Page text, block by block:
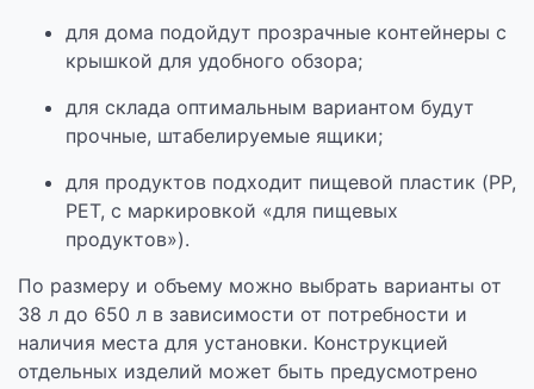
для дома подойдут прозрачные контейнеры с
крышкой для удобного обзора;
для склада оптимальным вариантом будут
прочные, штабелируемые ящики;
для продуктов подходит пищевой пластик (PP,
PET, с маркировкой «для пищевых
продуктов»).
По размеру и объему можно выбрать варианты от
38 л до 650 л в зависимости от потребности и
наличия места для установки. Конструкцией
отдельных изделий может быть предусмотрено